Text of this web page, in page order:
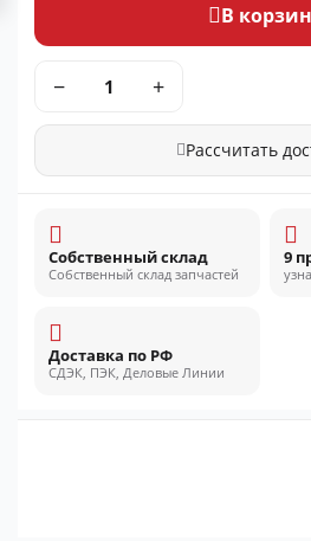
В
− +
Рассчитать
Собственный склад
Собственный склад запчастей
9
Доставка по РФ
СДЭК, ПЭК, Деловые Линии